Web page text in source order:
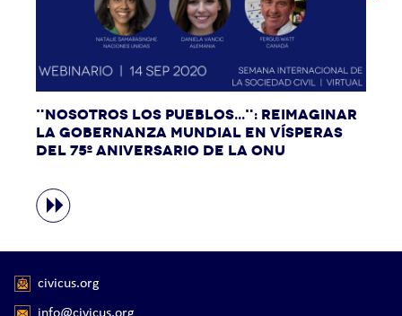
"Nosotros los pueblos...": Reimaginar
la gobernanza mundial en vísperas
del 75º aniversario de la ONU
civicus.org
info@civicus.org